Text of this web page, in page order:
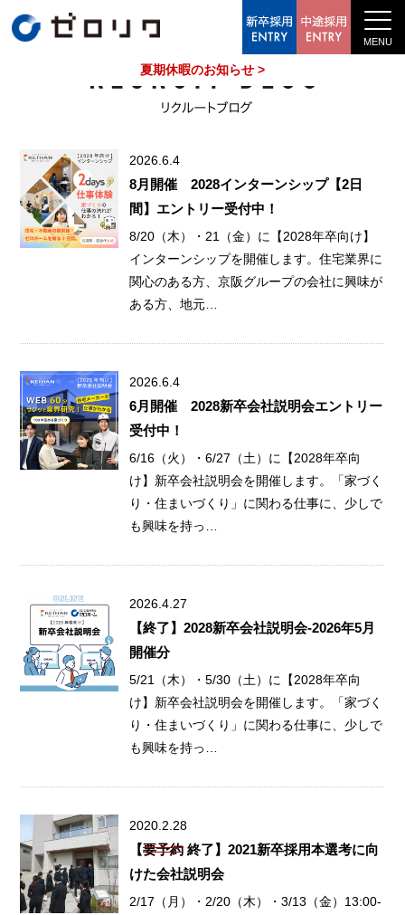
中途採用情報
夏期休暇のお知らせ >
2026.6.4
8月開催 2028インターンシップ【2日
間】エントリー受付中！
8/20（木）・21（金）に【2028年卒向け】
インターンシップを開催します。住宅業界に
関心のある方、京阪グループの会社に興味が
ある方、地元…
2026.6.4
6月開催 2028新卒会社説明会エントリー
受付中！
6/16（火）・6/27（土）に【2028年卒向
け】新卒会社説明会を開催します。「家づく
り・住まいづくり」に関わる仕事に、少しで
も興味を持っ…
2026.4.27
【終了】2028新卒会社説明会-2026年5月
開催分
5/21（木）・5/30（土）に【2028年卒向
け】新卒会社説明会を開催します。「家づく
り・住まいづくり」に関わる仕事に、少しで
も興味を持っ…
2020.2.28
【要予約 終了】2021新卒採用本選考に向
けた会社説明会
2/17（月）・2/20（木）・3/13（金）13:00-